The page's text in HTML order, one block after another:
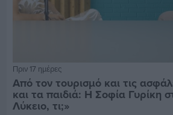
Πριν 17 ημέρες
Από τον τουρισμό και τις
και τα παιδιά: Η Σοφία Γυρίκη
Λύκειο, τι;»